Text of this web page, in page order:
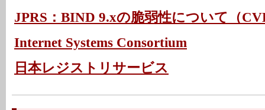
JPRS：BIND 9.xの脆弱性について（
Internet Systems Consortium
日本レジストリサービス